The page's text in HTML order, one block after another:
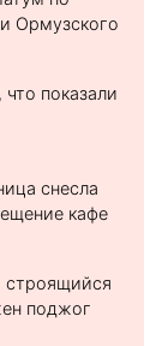
Ормузского
показали
снесла
кафе
строящийся
поджог